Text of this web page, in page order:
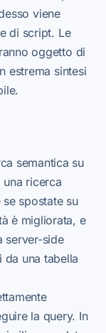
viene
di script. Le
oggetto di
estrema sintesi
semantica su
una ricerca
spostate su
è migliorata, e
server-side
una tabella
la query. In